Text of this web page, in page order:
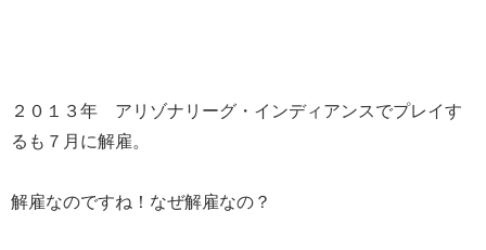
２０１３年 アリゾナリーグ・インディアンスでプレイす
るも７月に解雇。
解雇なのですね！なぜ解雇なの？